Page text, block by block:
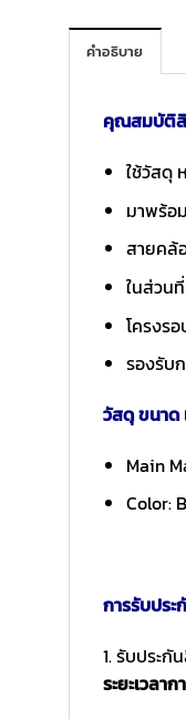
คำอธิบาย
คุณสมบัติ
ใช้วัสดุ
มาพร้อ
สายคล้
ในส่วน
โครงร
รองรับ
วัสดุ ขนาด
Main
Color:
การรับปร
1. รับประกั
ระยะเวลา